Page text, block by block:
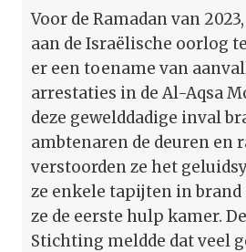
Voor de Ramadan van
aan de Israëlische oorlog
er een toename van
arrestaties in de Al-Aqsa
deze gewelddadige inval
ambtenaren de deuren en
verstoorden ze het
ze enkele tapijten in
ze de eerste hulp kamer.
Stichting meldde dat veel